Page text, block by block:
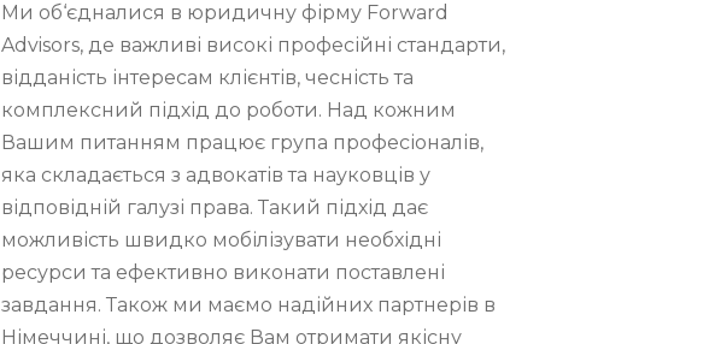
Ми об‘єдналися в юридичну фірму Forward
Advisors, де важливі високі професійні стандарти,
відданість інтересам клієнтів, чесність та
комплексний підхід до роботи. Над кожним
Вашим питанням працює група професіоналів,
яка складається з адвокатів та науковців у
відповідній галузі права. Такий підхід дає
можливість швидко мобілізувати необхідні
ресурси та ефективно виконати поставлені
завдання. Також ми маємо надійних партнерів в
Німеччині, що дозволяє Вам отримати якісну